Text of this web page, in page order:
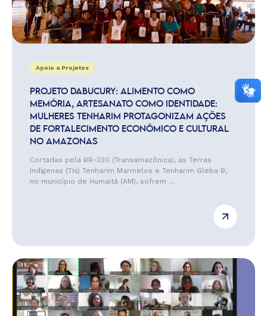
Apoio a Projetos
PROJETO DABUCURY: ALIMENTO COMO
MEMÓRIA, ARTESANATO COMO IDENTIDADE:
MULHERES TENHARIM PROTAGONIZAM AÇÕES
DE FORTALECIMENTO ECONÔMICO E CULTURAL
NO AMAZONAS
Cortadas pela BR-230 (Transamazônica), as Terras
Indígenas (TIs) Tenharim Marmelos e Tenharim Gleba B,
no município de Humaitá (AM), sofrem ...